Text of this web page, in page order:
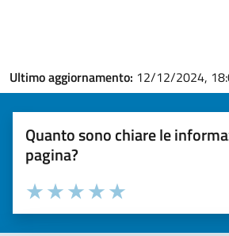
Ultimo aggiornamento: 12/12/2024,
Quanto sono chiare le
pagina?
Valuta la chiarezza delle informazioni (da 1 a
Seleziona il numero di stelle per
Valuta 5 stelle su 5
Valuta 4 stelle su 5
Valuta 3 stelle su 5
Valuta 2 stelle su 5
Valuta 1 stelle su 5